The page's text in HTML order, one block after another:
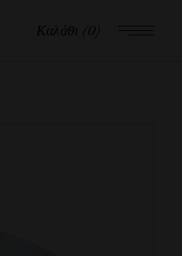
Καλάθι (0)